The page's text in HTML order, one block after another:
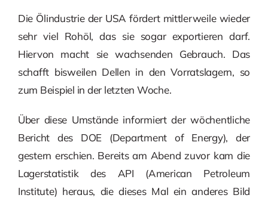
Die Ölindustrie der USA fördert mittlerweile wieder
sehr viel Rohöl, das sie sogar exportieren darf.
Hiervon macht sie wachsenden Gebrauch. Das
schafft bisweilen Dellen in den Vorratslagern, so
zum Beispiel in der letzten Woche.
Über diese Umstände informiert der wöchentliche
Bericht des DOE (Department of Energy), der
gestern erschien. Bereits am Abend zuvor kam die
Lagerstatistik des API (American Petroleum
Institute) heraus, die dieses Mal ein anderes Bild